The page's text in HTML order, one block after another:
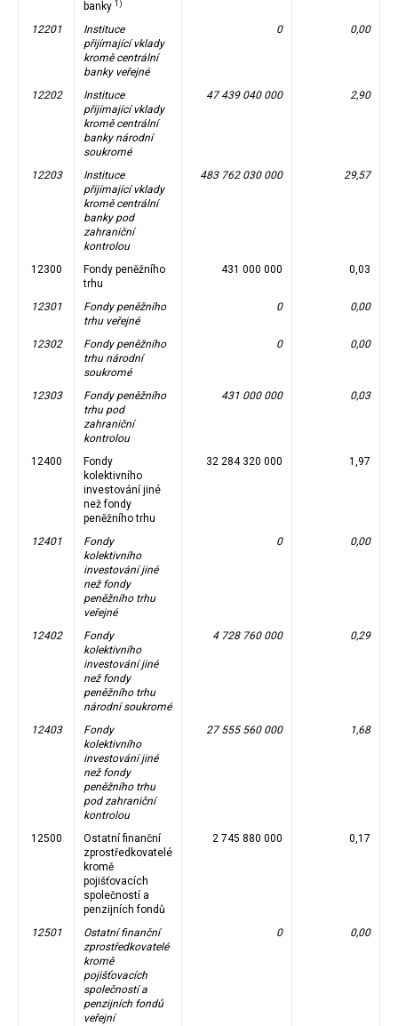
banky 1)
12201
Instituce
přijímající vklady
kromě centrální
banky veřejné
0 0,00
12202
Instituce
přijímající vklady
kromě centrální
banky národní
soukromé
47 439 040 000 2,90
12203
Instituce
přijímající vklady
kromě centrální
banky pod
zahraniční
kontrolou
483 762 030 000 29,57
12300
Fondy peněžního
trhu
431 000 000 0,03
12301
Fondy peněžního
trhu veřejné
0 0,00
12302
Fondy peněžního
trhu národní
soukromé
0 0,00
12303
Fondy peněžního
trhu pod
zahraniční
kontrolou
431 000 000 0,03
12400
Fondy
kolektivního
investování jiné
než fondy
peněžního trhu
32 284 320 000 1,97
12401
Fondy
kolektivního
investování jiné
než fondy
peněžního trhu
veřejné
0 0,00
12402
Fondy
kolektivního
investování jiné
než fondy
peněžního trhu
národní soukromé
4 728 760 000 0,29
12403
Fondy
kolektivního
investování jiné
než fondy
peněžního trhu
pod zahraniční
kontrolou
27 555 560 000 1,68
12500
Ostatní finanční
zprostředkovatelé
kromě
pojišťovacích
společností a
penzijních fondů
2 745 880 000 0,17
12501
Ostatní finanční
zprostředkovatelé
kromě
pojišťovacích
společností a
penzijních fondů
veřejní
0 0,00